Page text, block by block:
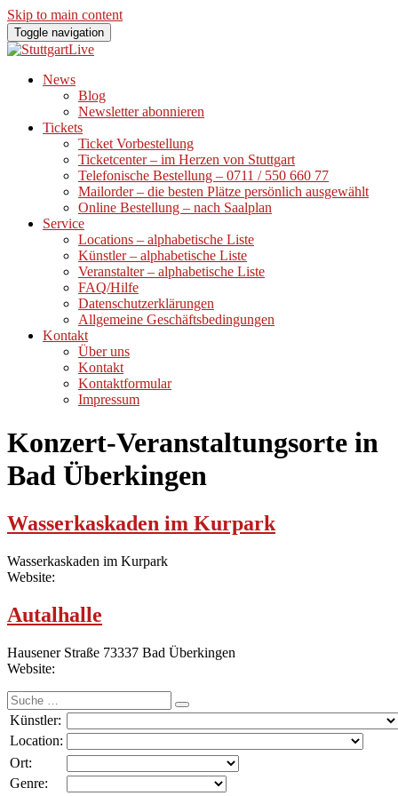
Skip to main content
Toggle navigation
News
Blog
Newsletter abonnieren
Tickets
Ticket Vorbestellung
Ticketcenter – im Herzen von Stuttgart
Telefonische Bestellung – 0711 / 550 660 77
Mailorder – die besten Plätze persönlich ausgewählt
Online Bestellung – nach Saalplan
Service
Locations – alphabetische Liste
Künstler – alphabetische Liste
Veranstalter – alphabetische Liste
FAQ/Hilfe
Datenschutzerklärungen
Allgemeine Geschäftsbedingungen
Kontakt
Über uns
Kontakt
Kontaktformular
Impressum
Konzert-Veranstaltungsorte in
Bad Überkingen
Wasserkaskaden im Kurpark
Wasserkaskaden im Kurpark
Website:
Autalhalle
Hausener Straße 73337 Bad Überkingen
Website:
Suche
nach:
Künstler:
Location:
Ort:
Genre: